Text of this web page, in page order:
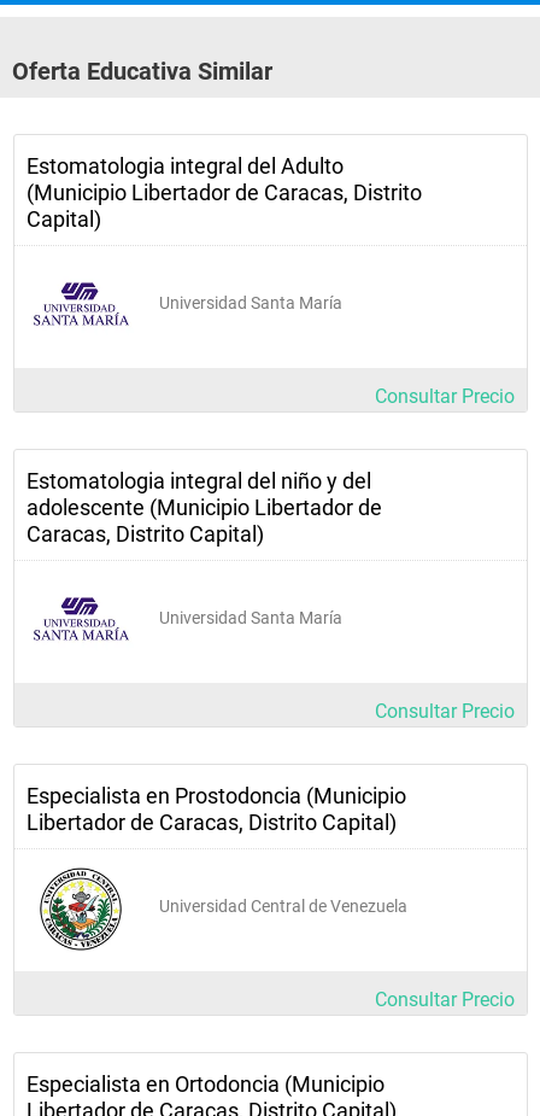
Oferta Educativa Similar
Estomatologia integral del Adulto
(Municipio Libertador de Caracas, Distrito
Capital)
Universidad Santa María
Consultar Precio
Estomatologia integral del niño y del
adolescente (Municipio Libertador de
Caracas, Distrito Capital)
Universidad Santa María
Consultar Precio
Especialista en Prostodoncia (Municipio
Libertador de Caracas, Distrito Capital)
Universidad Central de Venezuela
Consultar Precio
Especialista en Ortodoncia (Municipio
Libertador de Caracas, Distrito Capital)